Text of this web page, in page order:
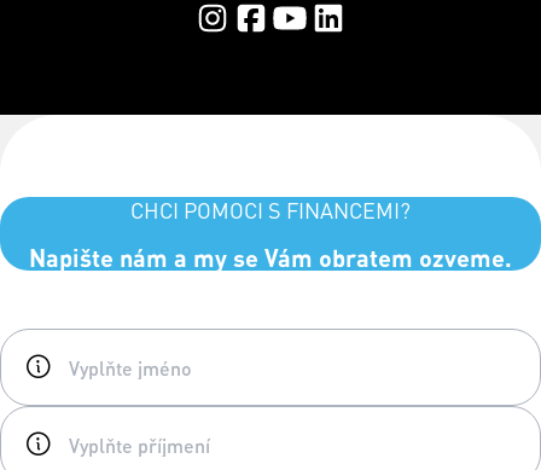
CHCI POMOCI S FINANCEMI?
Napište nám a my se Vám obratem ozveme.